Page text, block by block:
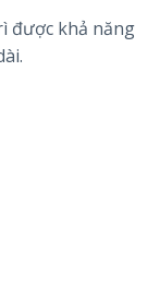
được khả năng